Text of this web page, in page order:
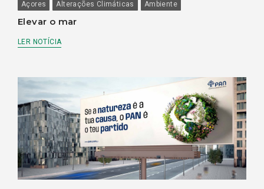
Açores Alterações Climáticas Ambiente
Elevar o mar
LER NOTÍCIA